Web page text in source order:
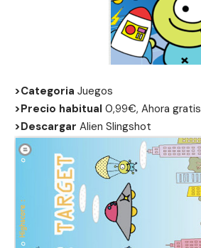
>Categoria Juegos
>Precio habitual 0,99€, Ahora gratis
>Descargar Alien Slingshot